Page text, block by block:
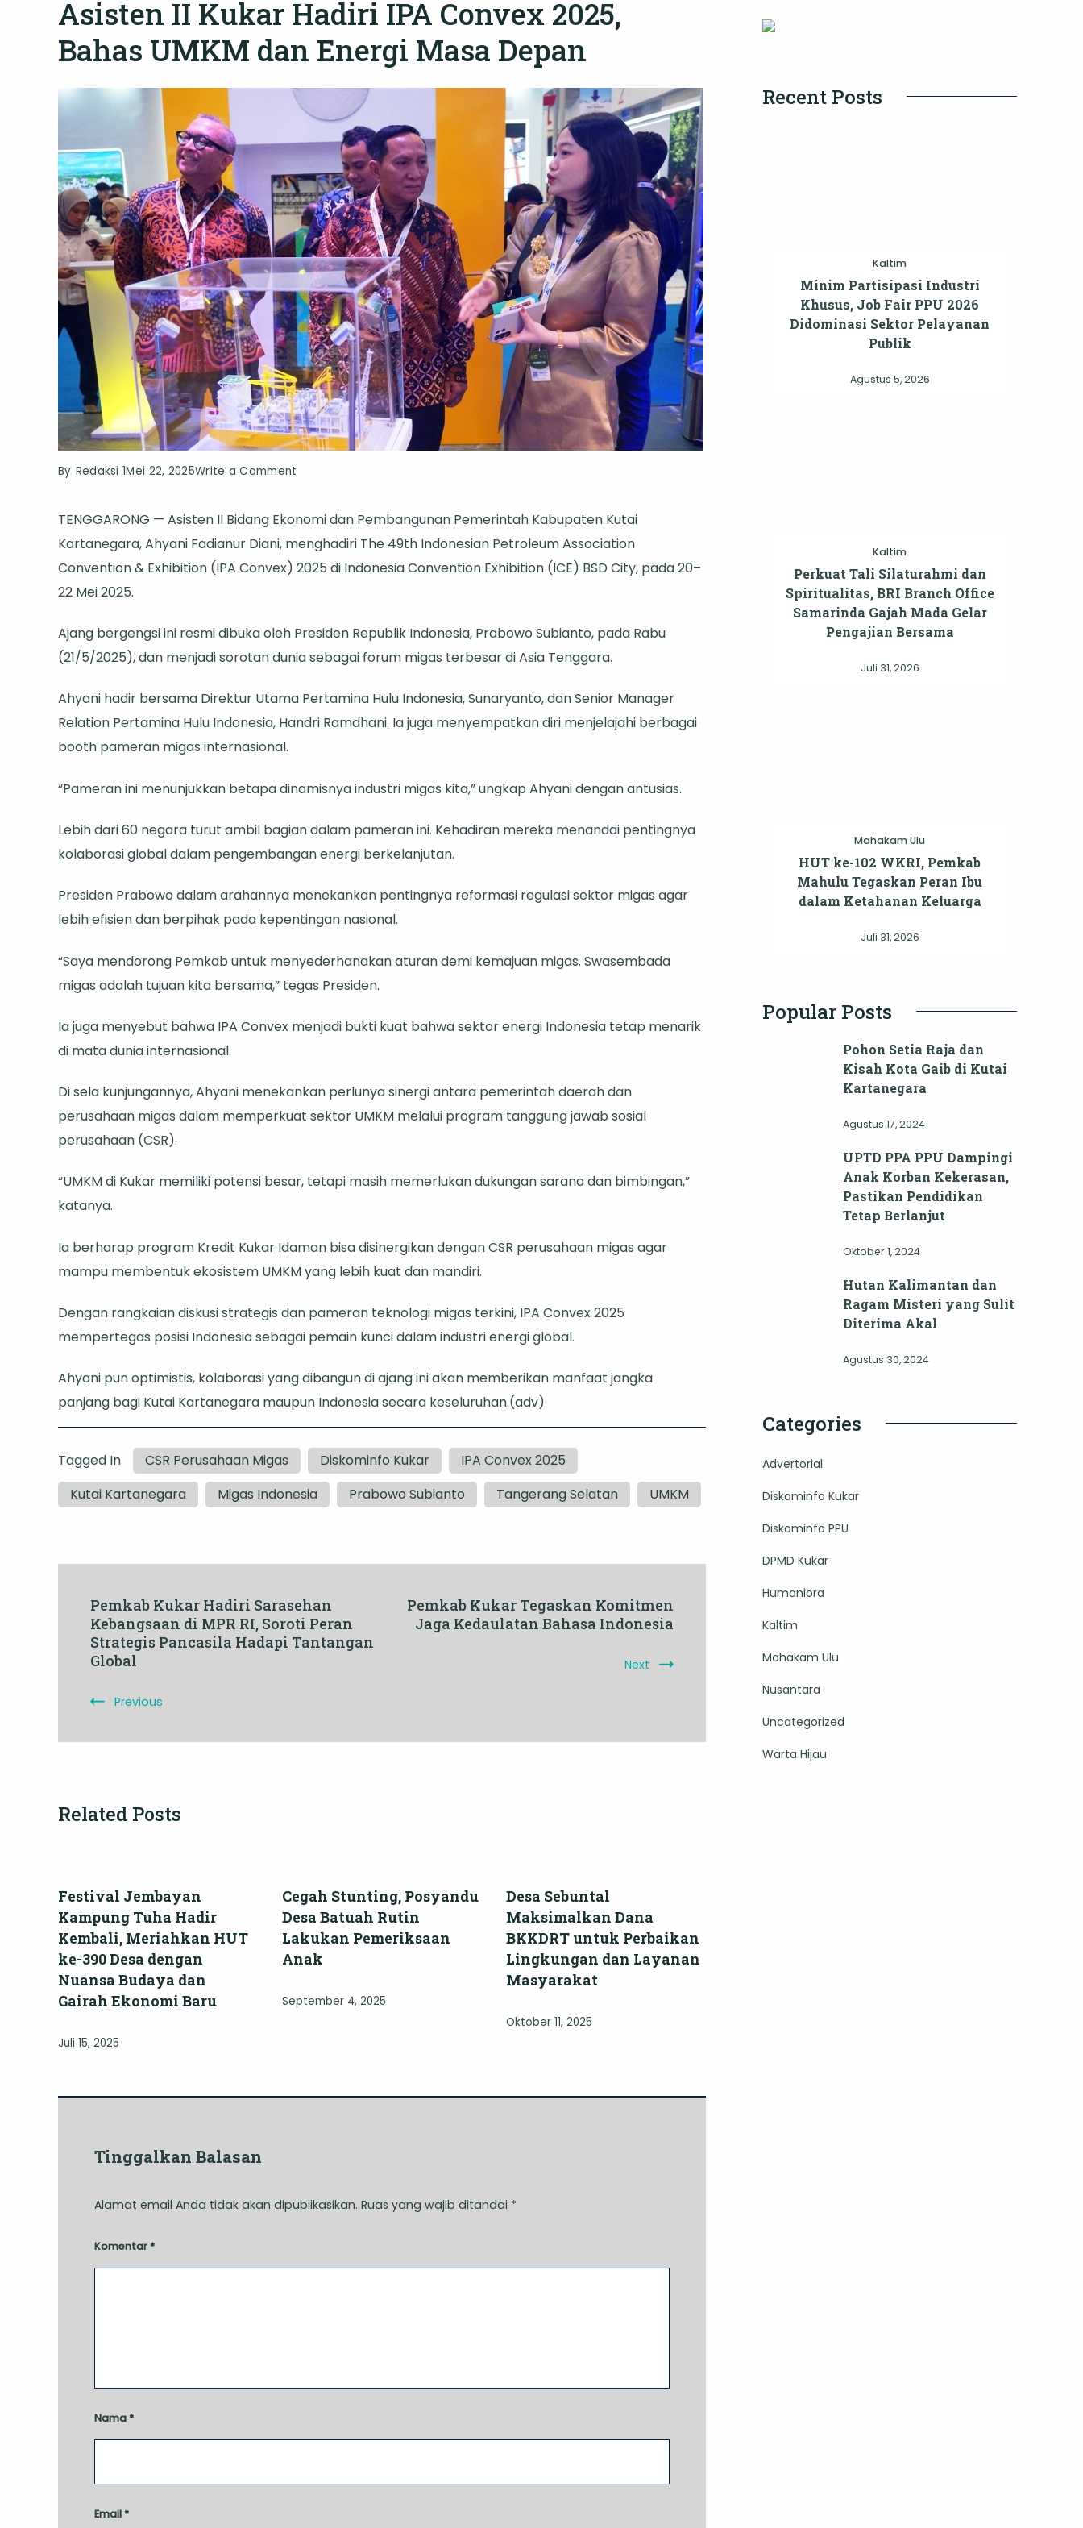
Asisten II Kukar Hadiri IPA Convex 2025,
Bahas UMKM dan Energi Masa Depan
By Redaksi 1Mei 22, 2025Write a Comment
II
Kukar
Hadiri
2025,
Bahas
Depan
TENGGARONG — Asisten II Bidang Ekonomi dan Pembangunan Pemerintah Kabupaten Kutai
Kartanegara, Ahyani Fadianur Diani, menghadiri The 49th Indonesian Petroleum Association
Convention & Exhibition (IPA Convex) 2025 di Indonesia Convention Exhibition (ICE) BSD City, pada 20–
22 Mei 2025.
Ajang bergengsi ini resmi dibuka oleh Presiden Republik Indonesia, Prabowo Subianto, pada Rabu
(21/5/2025), dan menjadi sorotan dunia sebagai forum migas terbesar di Asia Tenggara.
Ahyani hadir bersama Direktur Utama Pertamina Hulu Indonesia, Sunaryanto, dan Senior Manager
Relation Pertamina Hulu Indonesia, Handri Ramdhani. Ia juga menyempatkan diri menjelajahi berbagai
booth pameran migas internasional.
“Pameran ini menunjukkan betapa dinamisnya industri migas kita,” ungkap Ahyani dengan antusias.
Lebih dari 60 negara turut ambil bagian dalam pameran ini. Kehadiran mereka menandai pentingnya
kolaborasi global dalam pengembangan energi berkelanjutan.
Presiden Prabowo dalam arahannya menekankan pentingnya reformasi regulasi sektor migas agar
lebih efisien dan berpihak pada kepentingan nasional.
“Saya mendorong Pemkab untuk menyederhanakan aturan demi kemajuan migas. Swasembada
migas adalah tujuan kita bersama,” tegas Presiden.
Ia juga menyebut bahwa IPA Convex menjadi bukti kuat bahwa sektor energi Indonesia tetap menarik
di mata dunia internasional.
Di sela kunjungannya, Ahyani menekankan perlunya sinergi antara pemerintah daerah dan
perusahaan migas dalam memperkuat sektor UMKM melalui program tanggung jawab sosial
perusahaan (CSR).
“UMKM di Kukar memiliki potensi besar, tetapi masih memerlukan dukungan sarana dan bimbingan,”
katanya.
Ia berharap program Kredit Kukar Idaman bisa disinergikan dengan CSR perusahaan migas agar
mampu membentuk ekosistem UMKM yang lebih kuat dan mandiri.
Dengan rangkaian diskusi strategis dan pameran teknologi migas terkini, IPA Convex 2025
mempertegas posisi Indonesia sebagai pemain kunci dalam industri energi global.
Ahyani pun optimistis, kolaborasi yang dibangun di ajang ini akan memberikan manfaat jangka
panjang bagi Kutai Kartanegara maupun Indonesia secara keseluruhan.(adv)
Tagged In CSR Perusahaan Migas Diskominfo Kukar
IPA Convex 2025
Kutai Kartanegara
Migas Indonesia Prabowo Subianto Tangerang Selatan UMKM
Post
Navigation
Pemkab Kukar Hadiri Sarasehan
Kebangsaan di MPR RI, Soroti Peran
Strategis Pancasila Hadapi Tantangan
Global
Previous
Pemkab Kukar Tegaskan Komitmen
Jaga Kedaulatan Bahasa Indonesia
Next
Related Posts
Festival Jembayan
Kampung Tuha Hadir
Kembali, Meriahkan HUT
ke-390 Desa dengan
Nuansa Budaya dan
Gairah Ekonomi Baru
Juli 15, 2025
Cegah Stunting, Posyandu
Desa Batuah Rutin
Lakukan Pemeriksaan
Anak
September 4, 2025
Desa Sebuntal
Maksimalkan Dana
BKKDRT untuk Perbaikan
Lingkungan dan Layanan
Masyarakat
Oktober 11, 2025
Tinggalkan Balasan
Alamat email Anda tidak akan dipublikasikan. Ruas yang wajib ditandai *
Komentar *
Nama *
Email *
Recent Posts
Kaltim
Minim Partisipasi Industri
Khusus, Job Fair PPU 2026
Didominasi Sektor Pelayanan
Publik
Agustus 5, 2026
Kaltim
Perkuat Tali Silaturahmi dan
Spiritualitas, BRI Branch Office
Samarinda Gajah Mada Gelar
Pengajian Bersama
Juli 31, 2026
Mahakam Ulu
HUT ke-102 WKRI, Pemkab
Mahulu Tegaskan Peran Ibu
dalam Ketahanan Keluarga
Juli 31, 2026
Popular Posts
Pohon Setia Raja dan
Kisah Kota Gaib di Kutai
Kartanegara
Agustus 17, 2024
UPTD PPA PPU Dampingi
Anak Korban Kekerasan,
Pastikan Pendidikan
Tetap Berlanjut
Oktober 1, 2024
Hutan Kalimantan dan
Ragam Misteri yang Sulit
Diterima Akal
Agustus 30, 2024
Categories
Advertorial
Diskominfo Kukar
Diskominfo PPU
DPMD Kukar
Humaniora
Kaltim
Mahakam Ulu
Nusantara
Uncategorized
Warta Hijau